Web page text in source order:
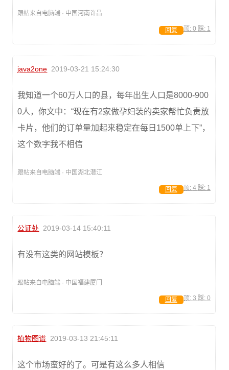
跟帖来自电脑端 · 中国河南许昌
顶: 0 踩: 1
回复
java2one 2019-03-21 15:24:30
我知道一个60万人口的县，每年出生人口是8000-900
0人，你文中：“现在有2家做孕妇装的卖家帮忙负责放
卡片，他们的订单量加起来稳定在每日1500单上下”，
这个数字我不相信
跟帖来自电脑端 · 中国湖北潜江
顶: 4 踩: 1
回复
公证处 2019-03-14 15:40:11
有没有这类的网站模板？
跟帖来自电脑端 · 中国福建厦门
顶: 3 踩: 0
回复
植物图谱 2019-03-13 21:45:11
这个市场蛮好的了。可是有这么多人相信